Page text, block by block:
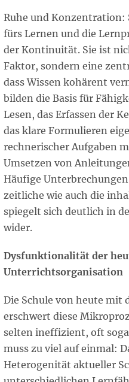
Ruhe und Konzentration:
fürs Lernen und die
der Kontinuität. Sie ist
Faktor, sondern eine
dass Wissen kohärent
bilden die Basis für
Lesen, das Erfassen der
das klare Formulieren
rechnerischer Aufgaben
Umsetzen von
Häufige
zeitliche wie auch die
spiegelt sich deutlich in
wider.
Dysfunktionalität der
Unterrichtsorganisation
Die Schule von heute
erschwert diese
selten ineffizient, oft
muss zu viel auf einmal:
Heterogenität aktueller